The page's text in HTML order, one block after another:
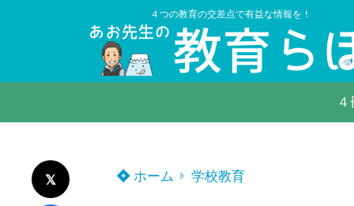
４つの教育の交差点で有益な情報を！
ホーム 学校教育